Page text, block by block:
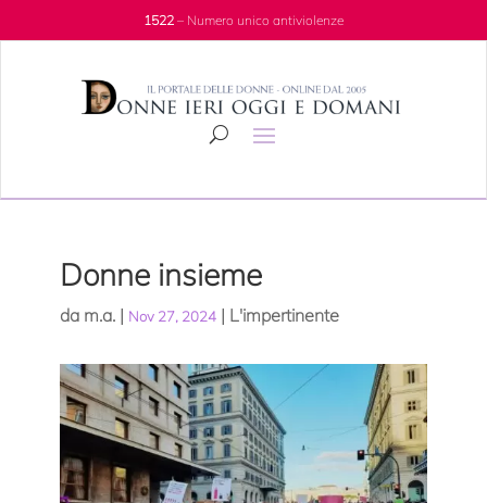
1522– Numero unico antiviolenze
Donne insieme
da m.a.| Nov 27, 2024| L'impertinente